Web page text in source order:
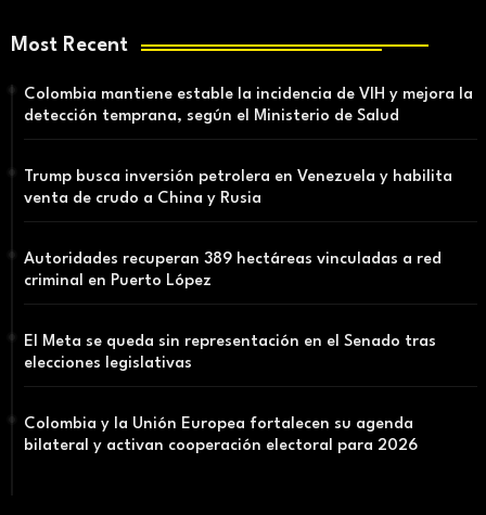
Most Recent
Colombia mantiene estable la incidencia de VIH y mejora la
detección temprana, según el Ministerio de Salud
Trump busca inversión petrolera en Venezuela y habilita
venta de crudo a China y Rusia
Autoridades recuperan 389 hectáreas vinculadas a red
criminal en Puerto López
El Meta se queda sin representación en el Senado tras
elecciones legislativas
Colombia y la Unión Europea fortalecen su agenda
bilateral y activan cooperación electoral para 2026